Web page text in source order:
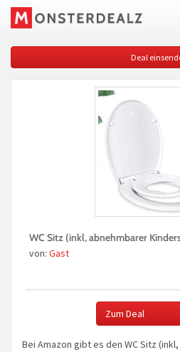
Deal
WC Sitz (inkl, abnehmbarer
von: Gast
Zum Deal
Bei Amazon gibt es den WC Sitz